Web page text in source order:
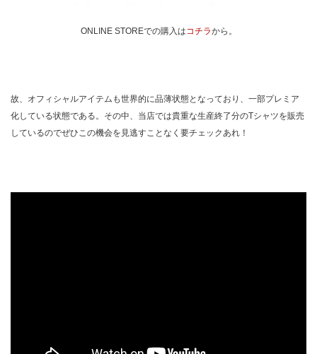
ONLINE STOREでの購入はコチラから。
故、オフィシャルアイテムも世界的に品薄状態となっており、一部プレミア
化している状態である。その中、当店では貴重な生産終了分のTシャツを販売
しているのでぜひこの機会を見逃すことなく要チェックあれ！